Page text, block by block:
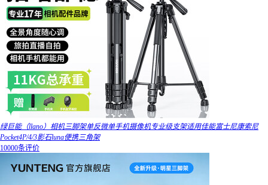
绿巨能（llano）相机三脚架单反微单手机摄像机专业级支架适用佳能富士尼康索尼
Pocket4P/4/3影石luna便携三角架
10000条评价